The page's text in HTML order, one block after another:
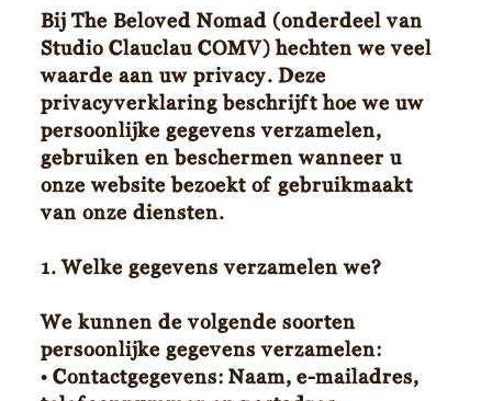
Bij The Beloved Nomad (onderdeel van
Studio Clauclau COMV) hechten we veel
waarde aan uw privacy. Deze
privacyverklaring beschrijft hoe we uw
persoonlijke gegevens verzamelen,
gebruiken en beschermen wanneer u
onze website bezoekt of gebruikmaakt
van onze diensten.
1. Welke gegevens verzamelen we?
We kunnen de volgende soorten
persoonlijke gegevens verzamelen:
• Contactgegevens: Naam, e-mailadres,